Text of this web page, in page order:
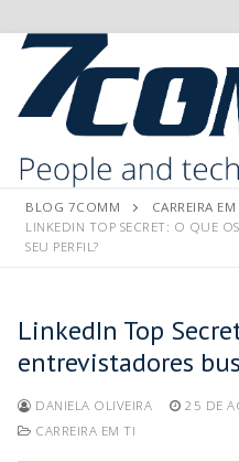
BLOG 7COMM
CARREIRA EM
LINKEDIN TOP SECRET: O QUE
SEU PERFIL?
LinkedIn Top
entrevistadores
DANIELA OLIVEIRA
25 DE
CARREIRA EM TI